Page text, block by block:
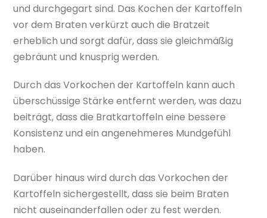
und durchgegart sind. Das Kochen der Kartoffeln
vor dem Braten verkürzt auch die Bratzeit
erheblich und sorgt dafür, dass sie gleichmäßig
gebräunt und knusprig werden.
Durch das Vorkochen der Kartoffeln kann auch
überschüssige Stärke entfernt werden, was dazu
beiträgt, dass die Bratkartoffeln eine bessere
Konsistenz und ein angenehmeres Mundgefühl
haben.
Darüber hinaus wird durch das Vorkochen der
Kartoffeln sichergestellt, dass sie beim Braten
nicht auseinanderfallen oder zu fest werden.